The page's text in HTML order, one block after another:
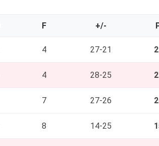
F +/-
4 27-21
4 28-25
7 27-26
8 14-25